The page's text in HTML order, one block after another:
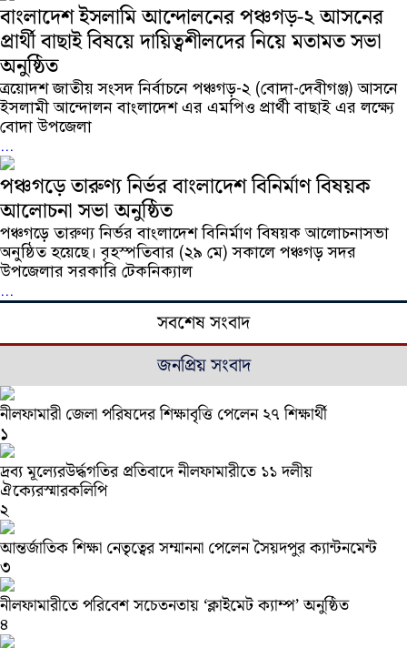
বাংলাদেশ ইসলামি আন্দোলনের পঞ্চগড়-২ আসনের
প্রার্থী বাছাই বিষয়ে দায়িত্বশীলদের নিয়ে মতামত সভা
অনুষ্ঠিত
ত্রয়োদশ জাতীয় সংসদ নির্বাচনে পঞ্চগড়-২ (বোদা-দেবীগঞ্জ) আসনে
ইসলামী আন্দোলন বাংলাদেশ এর এমপিও প্রার্থী বাছাই এর লক্ষ্যে
বোদা উপজেলা
...
পঞ্চগড়ে তারুণ্য নির্ভর বাংলাদেশ বিনির্মাণ বিষয়ক
আলোচনা সভা অনুষ্ঠিত
পঞ্চগড়ে তারুণ্য নির্ভর বাংলাদেশ বিনির্মাণ বিষয়ক আলোচনাসভা
অনুষ্ঠিত হয়েছে। বৃহস্পতিবার (২৯ মে) সকালে পঞ্চগড় সদর
উপজেলার সরকারি টেকনিক্যাল
...
সবশেষ সংবাদ
জনপ্রিয় সংবাদ
নীলফামারী জেলা পরিষদের শিক্ষাবৃত্তি পেলেন ২৭ শিক্ষার্থী
১
দ্রব্য মূল্যেরউর্দ্ধগতির প্রতিবাদে নীলফামারীতে ১১ দলীয়
ঐক্যেরস্মারকলিপি
২
আন্তর্জাতিক শিক্ষা নেতৃত্বের সম্মাননা পেলেন সৈয়দপুর ক্যান্টনমেন্ট
৩
নীলফামারীতে পরিবেশ সচেতনতায় ‘ক্লাইমেট ক্যাম্প’ অনুষ্ঠিত
৪